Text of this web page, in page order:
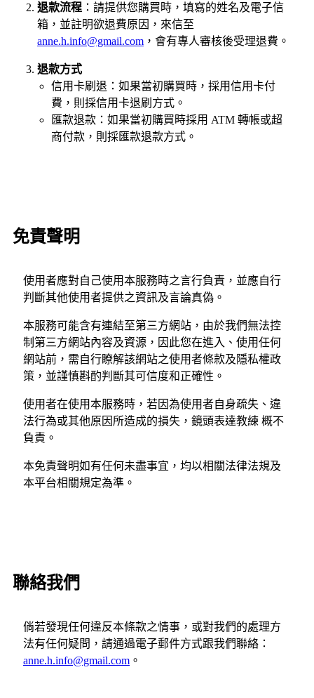
退款流程 ：請提供您購買時，填寫的姓名及電子信
箱，並註明欲退費原因，來信至
anne.h.info@gmail.com ，會有專人審核後受理退費。
退款方式
信用卡刷退：如果當初購買時，採用信用卡付
費，則採信用卡退刷方式。
匯款退款：如果當初購買時採用 ATM 轉帳或超
商付款，則採匯款退款方式。
免責聲明
使用者應對自己使用本服務時之言行負責，並應自行
判斷其他使用者提供之資訊及言論真偽。
本服務可能含有連結至第三方網站，由於我們無法控
制第三方網站內容及資源，因此您在進入、使用任何
網站前，需自行瞭解該網站之使用者條款及隱私權政
策，並謹慎斟酌判斷其可信度和正確性。
使用者在使用本服務時，若因為使用者自身疏失、違
法行為或其他原因所造成的損失，鏡頭表達教練 概不
負責。
本免責聲明如有任何未盡事宜，均以相關法律法規及
本平台相關規定為準。
聯絡我們
倘若發現任何違反本條款之情事，或對我們的處理方
法有任何疑問，請通過電子郵件方式跟我們聯絡：
anne.h.info@gmail.com 。